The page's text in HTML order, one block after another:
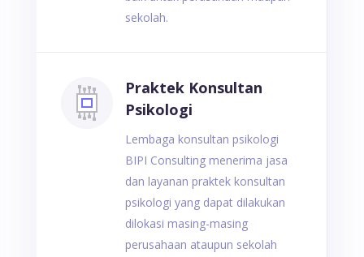
sekolah.
Praktek Konsultan
Psikologi
Lembaga konsultan psikologi
BIPI Consulting menerima jasa
dan layanan praktek konsultan
psikologi yang dapat dilakukan
dilokasi masing-masing
perusahaan ataupun sekolah